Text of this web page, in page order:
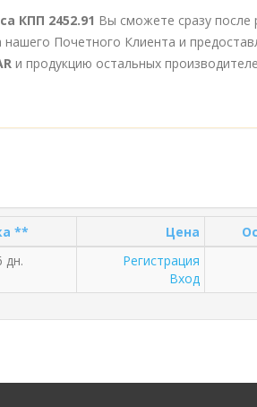
КПП 2452.91 Вы сможете сразу после
Почетного Клиента и
и продукцию остальных
** Цена
дн.
Регистрация
Вход